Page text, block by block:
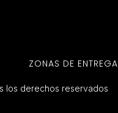
ZONAS DE ENTREGA
los derechos reservados